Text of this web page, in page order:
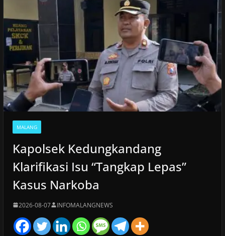
MALANG
Kapolsek Kedungkandang
Klarifikasi Isu “Tangkap Lepas”
Kasus Narkoba
2026-08-07 INFOMALANGNEWS